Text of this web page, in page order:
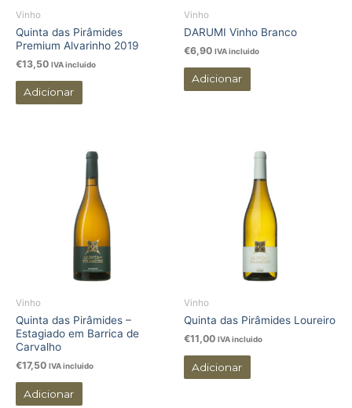
Vinho
Quinta das Pirâmides
Premium Alvarinho 2019
€13,50 IVA incluido
Adicionar
Vinho
DARUMI Vinho Branco
€6,90 IVA incluido
Adicionar
Vinho
Quinta das Pirâmides –
Estagiado em Barrica de
Carvalho
€17,50 IVA incluido
Adicionar
Vinho
Quinta das Pirâmides Loureiro
€11,00 IVA incluido
Adicionar